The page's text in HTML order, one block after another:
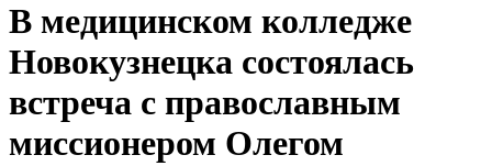
В медицинском колледже
Новокузнецка состоялась
встреча с православным
миссионером Олегом